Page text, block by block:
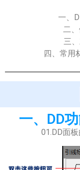
一、
二
三
四、常
一、DD
01.DD面